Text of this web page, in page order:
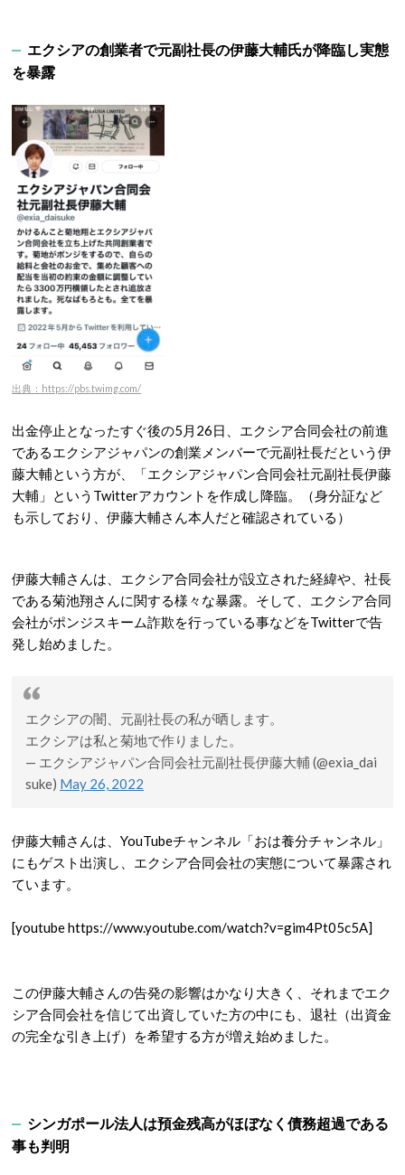
エクシアの創業者で元副社長の伊藤大輔氏が降臨し実態
を暴露
出典：https://pbs.twimg.com/
出金停止となったすぐ後の5月26日、エクシア合同会社の前進
であるエクシアジャパンの創業メンバーで元副社長だという伊
藤大輔という方が、「エクシアジャパン合同会社元副社長伊藤
大輔」というTwitterアカウントを作成し降臨。（身分証など
も示しており、伊藤大輔さん本人だと確認されている）
伊藤大輔さんは、エクシア合同会社が設立された経緯や、社長
である菊池翔さんに関する様々な暴露。そして、エクシア合同
会社がポンジスキーム詐欺を行っている事などをTwitterで告
発し始めました。
エクシアの闇、元副社長の私が晒します。
エクシアは私と菊地で作りました。
— エクシアジャパン合同会社元副社長伊藤大輔 (@exia_dai
suke) May 26, 2022
伊藤大輔さんは、YouTubeチャンネル「おは養分チャンネル」
にもゲスト出演し、エクシア合同会社の実態について暴露され
ています。
[youtube https://www.youtube.com/watch?v=gim4Pt05c5A]
この伊藤大輔さんの告発の影響はかなり大きく、それまでエク
シア合同会社を信じて出資していた方の中にも、退社（出資金
の完全な引き上げ）を希望する方が増え始めました。
シンガポール法人は預金残高がほぼなく債務超過である
事も判明